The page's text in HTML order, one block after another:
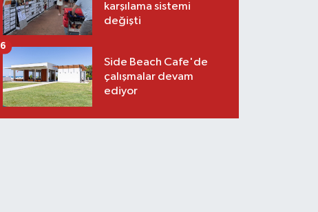
karşılama sistemi
değişti
Side Beach Cafe'de
çalışmalar devam
ediyor
6